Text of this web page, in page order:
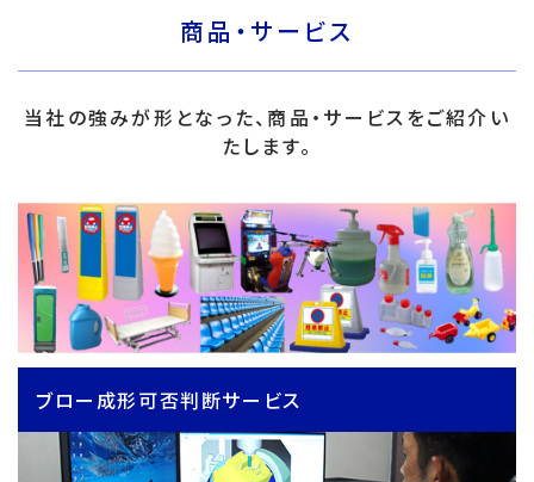
商品・サービス
当社の強みが形となった、商品・サービスをご紹介い
たします。
ブロー成形可否判断サービス